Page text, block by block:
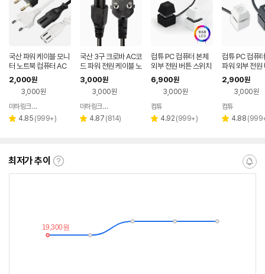
국산 파워 케이블 모니
터 노트북 컴퓨터 AC
코드 전원 선 2구 8자
연결선 1M
2,000원
3,000원
페이
마하링크 공식스토어
별 4.85 리
(999+)
국산 3구 크로바 AC코
드 파워 전원 케이블 노
트북 모니터 연결선0.
5m
3,000원
3,000원
페이
마하링크 공식스토어
별 4.87 리
(814)
컴튜 PC 컴퓨터 본체
외부 전원 버튼 스위치
LD07 Pro - RGB LE
D
6,900원
3,000원
페이
컴튜
별 4.92 리
(999+)
컴튜 PC 컴퓨
파워 외부 전원
위치 LD07
2,900원
3,000원
페이
컴튜
별 4.88 리
(
최저가 추이
최
알